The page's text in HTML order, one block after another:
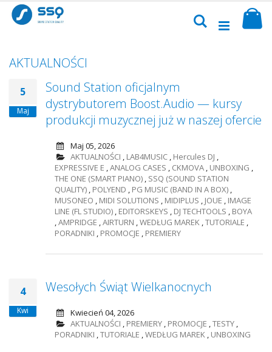
Przejdź
do
treści
Szukaj
AKTUALNOŚCI
5
Maj
Sound Station oficjalnym
dystrybutorem Boost.Audio — kursy
produkcji muzycznej już w naszej ofercie
Maj 05, 2026
AKTUALNOŚCI , LAB4MUSIC , Hercules DJ ,
EXPRESSIVE E ,ANALOG CASES , CKMOVA , UNBOXING ,
THE ONE (SMART PIANO) , SSQ (SOUND STATION
QUALITY) , POLYEND , PG MUSIC (BAND IN A BOX) ,
MUSONEO , MIDI SOLUTIONS , MIDIPLUS , JOUE , IMAGE
LINE (FL STUDIO) , EDITORSKEYS , DJ TECHTOOLS , BOYA
,AMPRIDGE ,AIRTURN ,WEDŁUG MAREK ,TUTORIALE ,
PORADNIKI , PROMOCJE , PREMIERY
4
Kwi
Wesołych Świąt Wielkanocnych
Kwiecień 04, 2026
AKTUALNOŚCI , PREMIERY , PROMOCJE ,TESTY ,
PORADNIKI ,TUTORIALE ,WEDŁUG MAREK , UNBOXING